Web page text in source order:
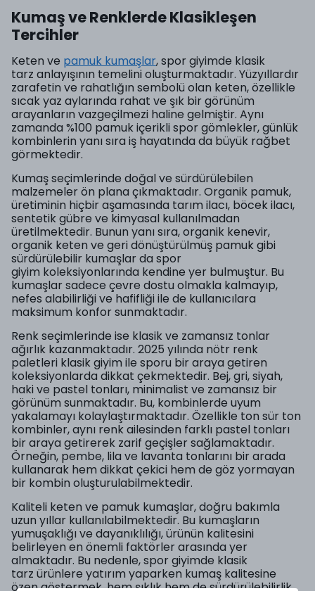
Kumaş ve Renklerde Klasikleşen
Tercihler
Keten ve pamuk kumaşlar, spor giyimde klasik
tarz anlayışının temelini oluşturmaktadır. Yüzyıllardır
zarafetin ve rahatlığın sembolü olan keten, özellikle
sıcak yaz aylarında rahat ve şık bir görünüm
arayanların vazgeçilmezi haline gelmiştir. Aynı
zamanda %100 pamuk içerikli spor gömlekler, günlük
kombinlerin yanı sıra iş hayatında da büyük rağbet
görmektedir.
Kumaş seçimlerinde doğal ve sürdürülebilen
malzemeler ön plana çıkmaktadır. Organik pamuk,
üretiminin hiçbir aşamasında tarım ilacı, böcek ilacı,
sentetik gübre ve kimyasal kullanılmadan
üretilmektedir. Bunun yanı sıra, organik kenevir,
organik keten ve geri dönüştürülmüş pamuk gibi
sürdürülebilir kumaşlar da spor
giyim koleksiyonlarında kendine yer bulmuştur. Bu
kumaşlar sadece çevre dostu olmakla kalmayıp,
nefes alabilirliği ve hafifliği ile de kullanıcılara
maksimum konfor sunmaktadır.
Renk seçimlerinde ise klasik ve zamansız tonlar
ağırlık kazanmaktadır. 2025 yılında nötr renk
paletleri klasik giyim ile sporu bir araya getiren
koleksiyonlarda dikkat çekmektedir. Bej, gri, siyah,
haki ve pastel tonları, minimalist ve zamansız bir
görünüm sunmaktadır. Bu, kombinlerde uyum
yakalamayı kolaylaştırmaktadır. Özellikle ton sür ton
kombinler, aynı renk ailesinden farklı pastel tonları
bir araya getirerek zarif geçişler sağlamaktadır.
Örneğin, pembe, lila ve lavanta tonlarını bir arada
kullanarak hem dikkat çekici hem de göz yormayan
bir kombin oluşturulabilmektedir.
Kaliteli keten ve pamuk kumaşlar, doğru bakımla
uzun yıllar kullanılabilmektedir. Bu kumaşların
yumuşaklığı ve dayanıklılığı, ürünün kalitesini
belirleyen en önemli faktörler arasında yer
almaktadır. Bu nedenle, spor giyimde klasik
tarz ürünlere yatırım yaparken kumaş kalitesine
özen göstermek, hem şıklık hem de sürdürülebilirlik